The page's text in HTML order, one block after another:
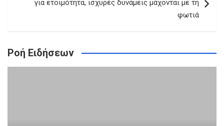
για ετοιμότητα, ισχυρές δυνάμεις μάχονται με τη
φωτιά
Ροή Ειδήσεων